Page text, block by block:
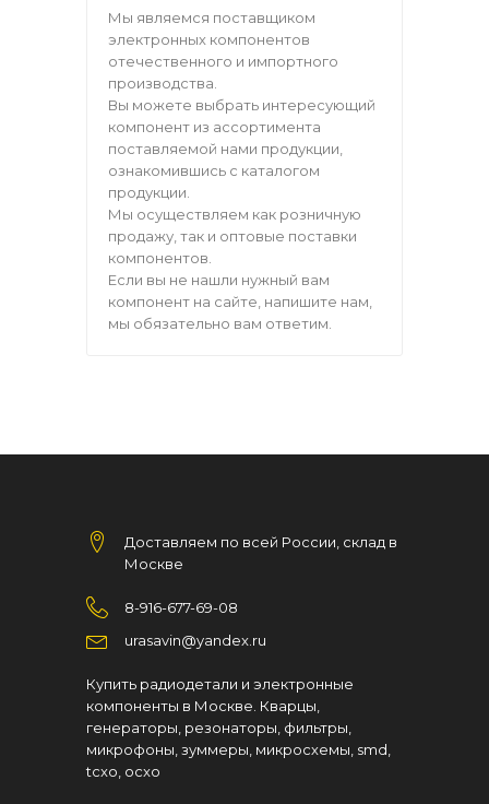
Мы являемся поставщиком
электронных компонентов
отечественного и импортного
производства.
Вы можете выбрать интересующий
компонент из ассортимента
поставляемой нами продукции,
ознакомившись с каталогом
продукции.
Мы осуществляем как розничную
продажу, так и оптовые поставки
компонентов.
Если вы не нашли нужный вам
компонент на сайте, напишите нам,
мы обязательно вам ответим.
Доставляем по всей России, склад в
Москве
8-916-677-69-08
urasavin@yandex.ru
Купить радиодетали и электронные
компоненты в Москве. Кварцы,
генераторы, резонаторы, фильтры,
микрофоны, зуммеры, микросхемы, smd,
tcxo, ocxo